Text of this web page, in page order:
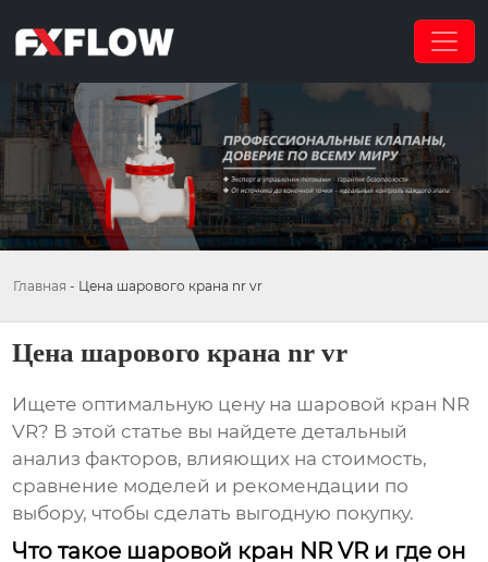
Главная - Цена шарового крана nr vr
Цена шарового крана nr vr
Ищете оптимальную цену на шаровой кран NR
VR? В этой статье вы найдете детальный
анализ факторов, влияющих на стоимость,
сравнение моделей и рекомендации по
выбору, чтобы сделать выгодную покупку.
Что такое шаровой кран NR VR и где он